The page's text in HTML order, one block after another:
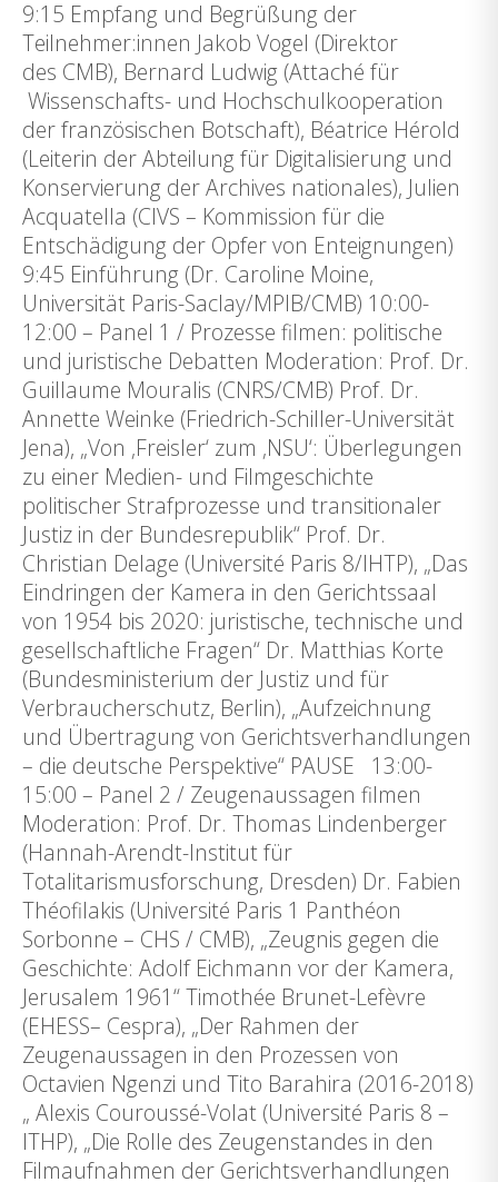
9:15 Empfang und Begrüßung der
Teilnehmer:innen Jakob Vogel (Direktor
des CMB), Bernard Ludwig (Attaché für
Wissenschafts- und Hochschulkooperation
der französischen Botschaft), Béatrice Hérold
(Leiterin der Abteilung für Digitalisierung und
Konservierung der Archives nationales), Julien
Acquatella (CIVS – Kommission für die
Entschädigung der Opfer von Enteignungen)
9:45 Einführung (Dr. Caroline Moine,
Universität Paris-Saclay/MPIB/CMB) 10:00-
12:00 – Panel 1 / Prozesse filmen: politische
und juristische Debatten Moderation: Prof. Dr.
Guillaume Mouralis (CNRS/CMB) Prof. Dr.
Annette Weinke (Friedrich-Schiller-Universität
Jena), „Von ‚Freisler‘ zum ‚NSU‘: Überlegungen
zu einer Medien- und Filmgeschichte
politischer Strafprozesse und transitionaler
Justiz in der Bundesrepublik“ Prof. Dr.
Christian Delage (Université Paris 8/IHTP), „Das
Eindringen der Kamera in den Gerichtssaal
von 1954 bis 2020: juristische, technische und
gesellschaftliche Fragen“ Dr. Matthias Korte
(Bundesministerium der Justiz und für
Verbraucherschutz, Berlin), „Aufzeichnung
und Übertragung von Gerichtsverhandlungen
– die deutsche Perspektive“ PAUSE 13:00-
15:00 – Panel 2 / Zeugenaussagen filmen
Moderation: Prof. Dr. Thomas Lindenberger
(Hannah-Arendt-Institut für
Totalitarismusforschung, Dresden) Dr. Fabien
Théofilakis (Université Paris 1 Panthéon
Sorbonne – CHS / CMB), „Zeugnis gegen die
Geschichte: Adolf Eichmann vor der Kamera,
Jerusalem 1961“ Timothée Brunet-Lefèvre
(EHESS– Cespra), „Der Rahmen der
Zeugenaussagen in den Prozessen von
Octavien Ngenzi und Tito Barahira (2016-2018)
„ Alexis Couroussé-Volat (Université Paris 8 –
ITHP), „Die Rolle des Zeugenstandes in den
Filmaufnahmen der Gerichtsverhandlungen